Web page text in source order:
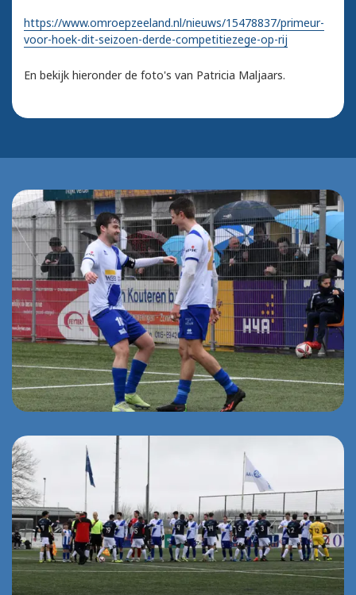
https://www.omroepzeeland.nl/nieuws/15478837/primeur-
voor-hoek-dit-seizoen-derde-competitiezege-op-rij
En bekijk hieronder de foto's van Patricia Maljaars.